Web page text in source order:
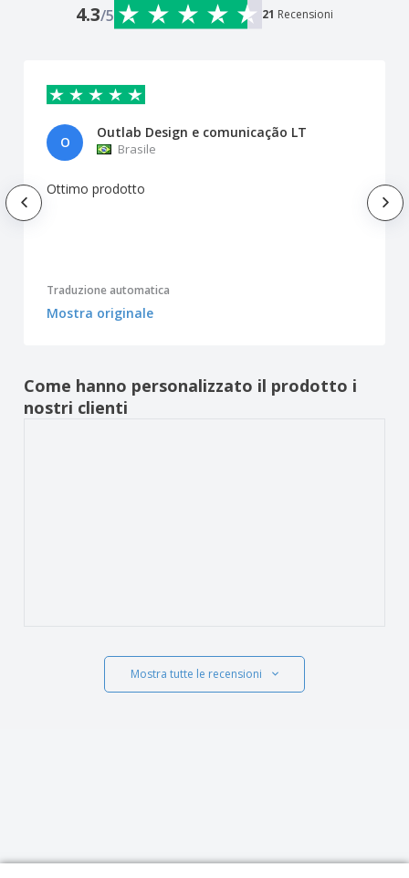
4.3/5 21 Recensioni
O
Outlab Design e comunicação LT
Brasile
Ottimo prodotto
Traduzione automatica
Mostra originale
Come hanno personalizzato il prodotto i
nostri clienti
Mostra tutte le recensioni